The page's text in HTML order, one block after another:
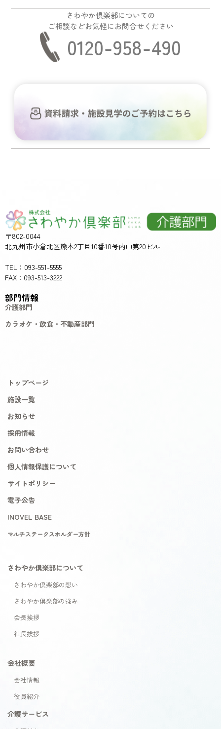
さわやか倶楽部についての
ご相談などお気軽にお問合せください
0120-958-490
〒802-0044
北九州市小倉北区熊本2丁目10番10号内山第20ビル
TEL：093-551-5555
FAX：093-513-3222
部門情報
介護部門
カラオケ・飲食・不動産部門
トップページ
施設一覧
お知らせ
採用情報
お問い合わせ
個人情報保護について
サイトポリシー
電子公告
INOVEL BASE
マルチステークスホルダー方針
さわやか倶楽部について
さわやか倶楽部の想い
さわやか倶楽部の強み
会長挨拶
社長挨拶
会社概要
会社情報
役員紹介
介護サービス